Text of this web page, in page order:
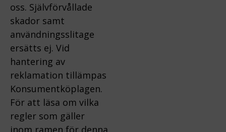
oss. Självförvållade
skador samt
användningsslitage
ersätts ej. Vid
hantering av
reklamation tillämpas
Konsumentköplagen.
För att läsa om vilka
regler som gäller
inom ramen för denna